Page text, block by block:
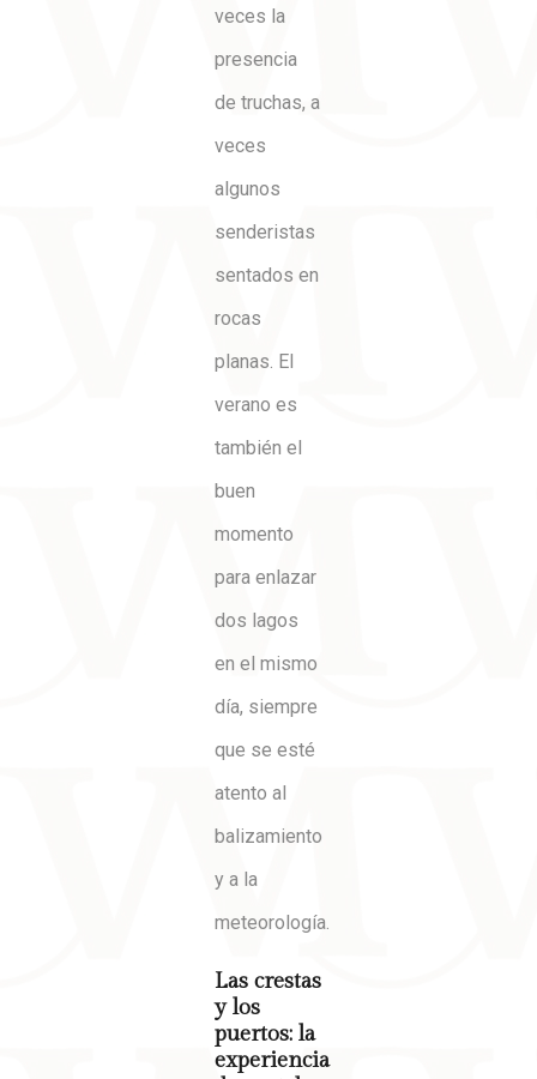
veces la
presencia
de truchas, a
veces
algunos
senderistas
sentados en
rocas
planas. El
verano es
también el
buen
momento
para enlazar
dos lagos
en el mismo
día, siempre
que se esté
atento al
balizamiento
y a la
meteorología.
Las crestas
y los
puertos: la
experiencia